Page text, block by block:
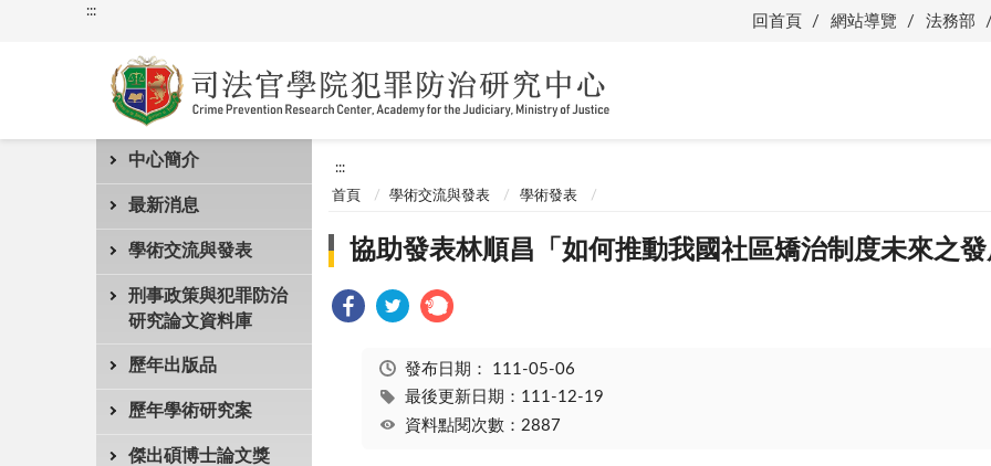
:::
回首頁 網站導覽 法務部
中心簡介
最新消息
學術交流與發表
刑事政策與犯罪防治
研究論文資料庫
歷年出版品
歷年學術研究案
傑出碩博士論文獎
:::
首頁 學術交流與發表 學術發表
協助發表林順昌「如何推動我國社區矯治制度未來之
發布日期： 111-05-06
最後更新日期：111-12-19
資料點閱次數：2887